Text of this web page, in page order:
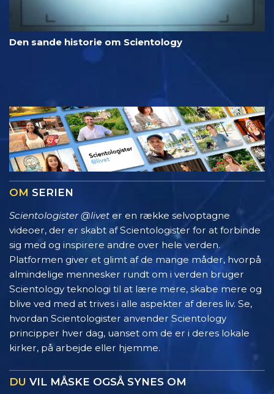
Den sande historie om Scientology
OM SERIEN
Scientologister @livet er en række selvoptagne
videoer, der er skabt af Scientologister for at forbinde
sig med og inspirere andre over hele verden.
Platformen giver et glimt af de mange måder, hvorpå
almindelige mennesker rundt om i verden bruger
Scientology teknologi til at lære mere, skabe mere og
blive ved med at trives i alle aspekter af deres liv. Se,
hvordan Scientologister anvender Scientology
principper hver dag, uanset om de er i deres lokale
kirker, på arbejde eller hjemme.
DU VIL MÅSKE OGSÅ SYNES OM